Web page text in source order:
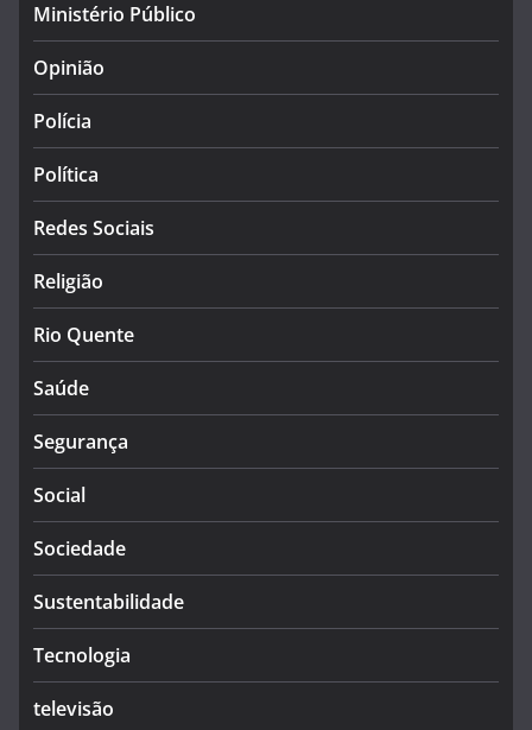
Ministério Público
Opinião
Polícia
Política
Redes Sociais
Religião
Rio Quente
Saúde
Segurança
Social
Sociedade
Sustentabilidade
Tecnologia
televisão